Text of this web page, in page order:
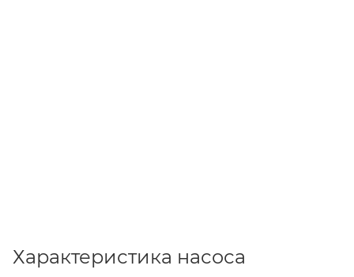
Характеристика насоса